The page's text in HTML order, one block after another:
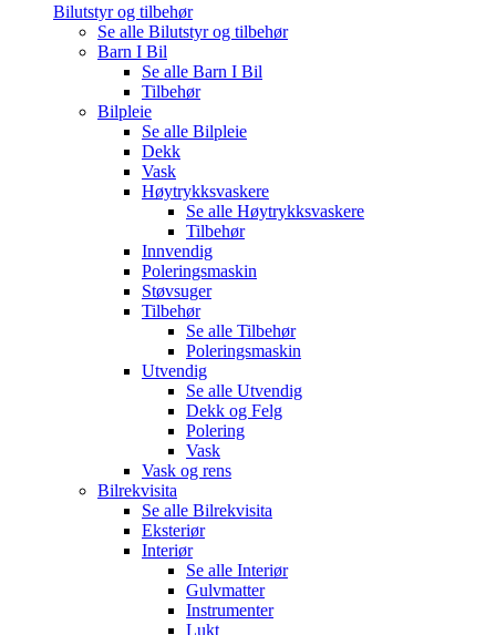
Bilutstyr og tilbehør
Se alle Bilutstyr og tilbehør
Barn I Bil
Se alle Barn I Bil
Tilbehør
Bilpleie
Se alle Bilpleie
Dekk
Vask
Høytrykksvaskere
Se alle Høytrykksvaskere
Tilbehør
Innvendig
Poleringsmaskin
Støvsuger
Tilbehør
Se alle Tilbehør
Poleringsmaskin
Utvendig
Se alle Utvendig
Dekk og Felg
Polering
Vask
Vask og rens
Bilrekvisita
Se alle Bilrekvisita
Eksteriør
Interiør
Se alle Interiør
Gulvmatter
Instrumenter
Lukt